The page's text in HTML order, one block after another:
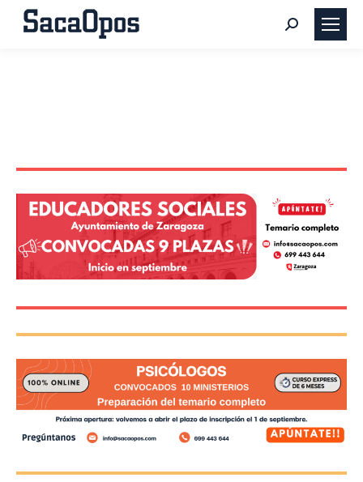
Buscar: